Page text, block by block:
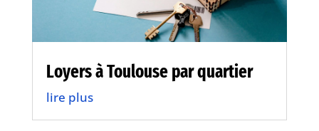
Loyers à Toulouse par quartier
lire plus